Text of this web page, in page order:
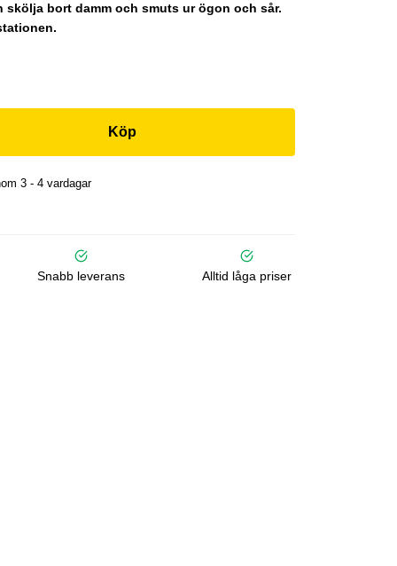
skölja bort damm och smuts ur ögon och sår.
Köp
3 - 4 vardagar
Snabb leverans Alltid låga priser